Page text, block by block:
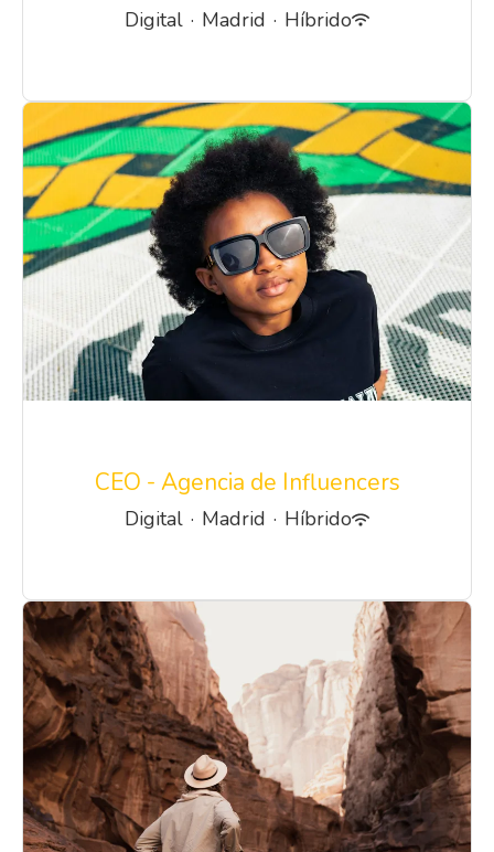
Digital · Madrid · Híbrido
CEO - Agencia de Influencers
Digital · Madrid · Híbrido